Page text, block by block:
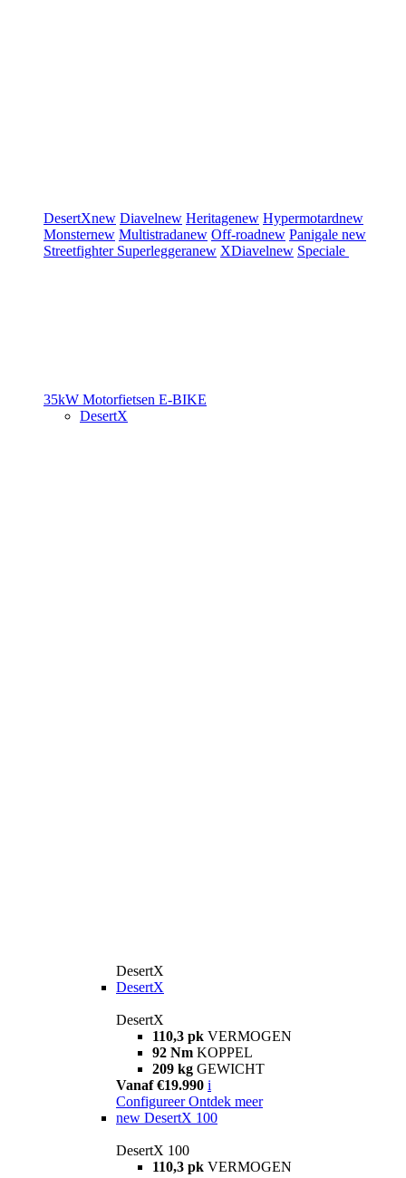
DesertXnew Diavelnew Heritagenew Hypermotardnew
Monsternew Multistradanew Off-roadnew Panigale new
Streetfighter Superleggeranew XDiavelnew Speciale
35kW Motorfietsen E-BIKE
DesertX
DesertX
DesertX
DesertX
110,3 pk VERMOGEN
92 Nm KOPPEL
209 kg GEWICHT
Vanaf €19.990 i
Configureer Ontdek meer
new DesertX 100
DesertX 100
110,3 pk VERMOGEN